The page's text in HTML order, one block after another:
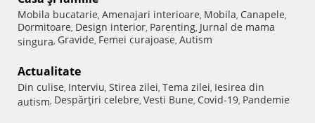
Mobila bucatarie, Amenajari interioare, Mobila, Canapele,
Dormitoare, Design interior, Parenting, Jurnal de mama
singura, Gravide, Femei curajoase, Autism
Actualitate
Din culise, Interviu, Stirea zilei, Tema zilei, Iesirea din
autism, Despărţiri celebre, Vesti Bune, Covid-19, Pandemie